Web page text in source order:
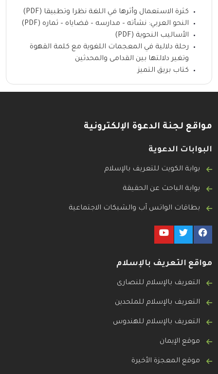
كثرة الاستعمال وأثرها في اللغة نظرا وتطبيقا (PDF)
النحو العربي: نشأته – مدارسه – قضاياه – ثماره (PDF)
الأساليب النحوية (PDF)
رحلة دلالية في المعجمات اللغوية مع كلمة القهوة
وتغير دلالتها بين القدامى والمحدثين
كتاب بريق التميز
مواقع لجنة الدعوة الإلكترونية
البوابات الدعوية
بوابة الكويت للتعريف بالإسلام
بوابة الباحث عن الحقيقة
بطاقات الواتس آب والشبكات الاجتماعية
مواقع التعريف بالإسلام
التعريف بالإسلام للنصارى
التعريف بالإسلام للملحدين
التعريف بالإسلام للهندوس
موقع الإيمان
موقع المعجزة الأخيرة